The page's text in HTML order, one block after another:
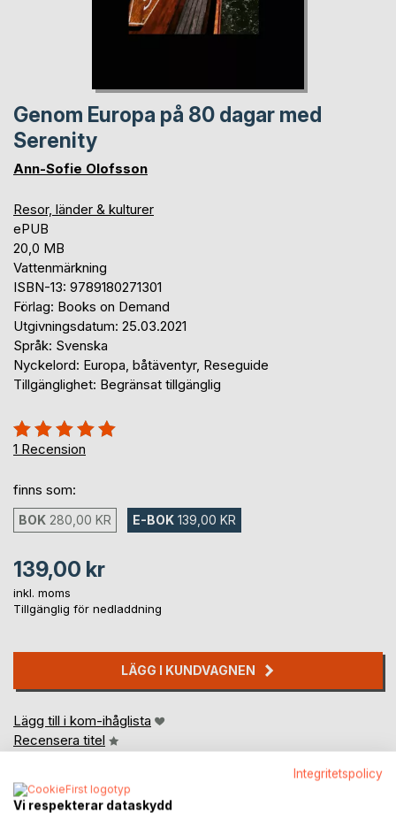
Genom Europa på 80 dagar med
Serenity
Ann-Sofie Olofsson
Resor, länder & kulturer
ePUB
20,0 MB
Vattenmärkning
ISBN-13: 9789180271301
Förlag: Books on Demand
Utgivningsdatum: 25.03.2021
Språk: Svenska
Nyckelord: Europa, båtäventyr, Reseguide
Tillgänglighet: Begränsat tillgänglig
Betyg::
100%
1 Recension
finns som:
BOK 280,00 KR E-BOK 139,00 KR
139,00 kr
inkl. moms
Tillgänglig för nedladdning
LÄGG I KUNDVAGNEN
Lägg till i kom-ihåglista
Recensera titel
Integritetspolicy
Vi respekterar dataskydd